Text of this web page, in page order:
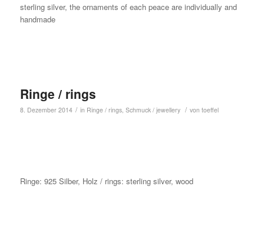
sterling silver, the ornaments of each peace are individually and
handmade
Ringe / rings
8. Dezember 2014 / in Ringe / rings, Schmuck / jewellery / von toeffel
Ringe: 925 Silber, Holz / rings: sterling silver, wood